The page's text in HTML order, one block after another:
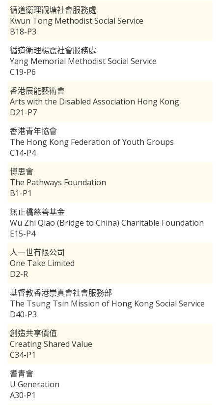
循道衛理觀塘社會服務處
Kwun Tong Methodist Social Service
B18-P3
循道衛理楊震社會服務處
Yang Memorial Methodist Social Service
C19-P6
香港展能藝術會
Arts with the Disabled Association Hong Kong
D21-P7
香港青年協會
The Hong Kong Federation of Youth Groups
C14-P4
博思會
The Pathways Foundation
B1-P1
無止橋慈善基金
Wu Zhi Qiao (Bridge to China) Charitable Foundation
E15-P4
人一世有限公司
One Take Limited
D2-R
基督教香港崇真會社會服務部
The Tsung Tsin Mission of Hong Kong Social Service
D40-P3
創造共享價值
Creating Shared Value
C34-P1
耆青會
U Generation
A30-P1